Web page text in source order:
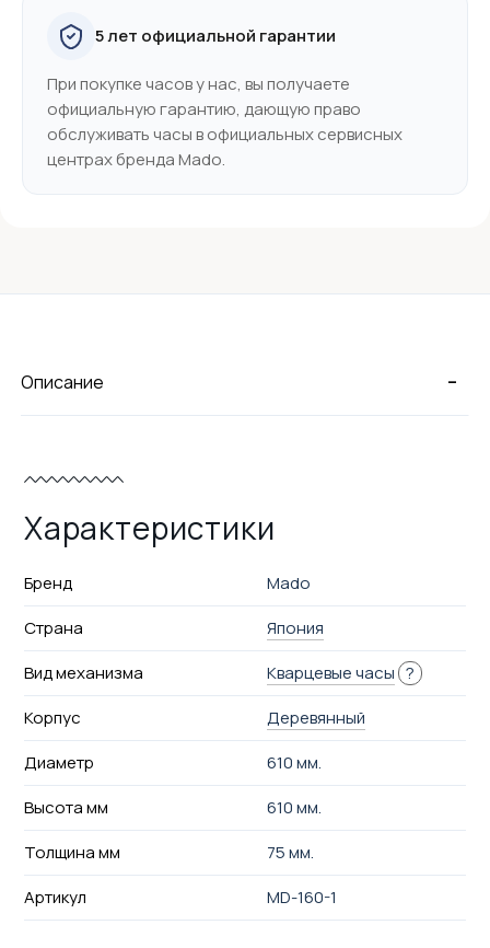
5 лет официальной гарантии
При покупке часов у нас, вы получаете
официальную гарантию, дающую право
обслуживать часы в официальных сервисных
центрах бренда Mado.
-
Описание
Характеристики
Бренд
Mado
Страна
Япония
Вид механизма
Кварцевые часы ?
Корпус
Деревянный
Диаметр
610 мм.
Высота мм
610 мм.
Толщина мм
75 мм.
Артикул
MD-160-1